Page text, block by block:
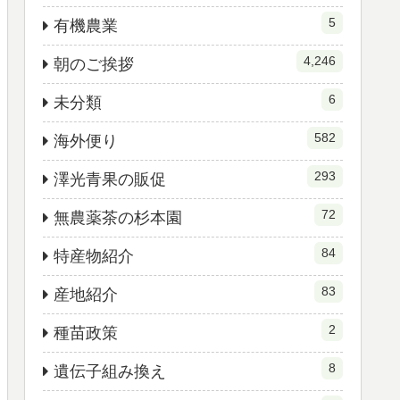
有機農業 5
朝のご挨拶 4,246
未分類 6
海外便り 582
澤光青果の販促 293
無農薬茶の杉本園 72
特産物紹介 84
産地紹介 83
種苗政策 2
遺伝子組み換え 8